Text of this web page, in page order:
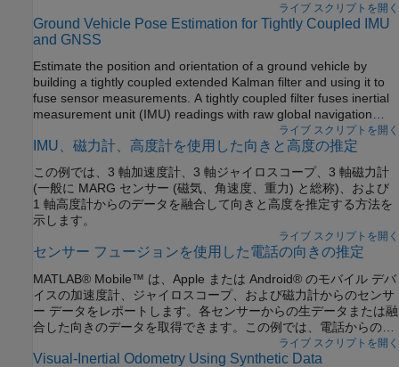
ライブ スクリプトを開く
Ground Vehicle Pose Estimation for Tightly Coupled IMU
and GNSS
Estimate the position and orientation of a ground vehicle by
building a tightly coupled extended Kalman filter and using it to
fuse sensor measurements. A tightly coupled filter fuses inertial
measurement unit (IMU) readings with raw global navigation
satellite system (GNSS) readings. In contrast, a loosely coupled
filter fuses IMU readings with filtered GNSS receiver readings.
ライブ スクリプトを開く
IMU、磁力計、高度計を使用した向きと高度の推定
この例では、3 軸加速度計、3 軸ジャイロスコープ、3 軸磁力計
(一般に MARG センサー (磁気、角速度、重力) と総称)、および
1 軸高度計からのデータを融合して向きと高度を推定する方法を
示します。
ライブ スクリプトを開く
センサー フュージョンを使用した電話の向きの推定
MATLAB® Mobile™ は、Apple または Android® のモバイル デバ
イスの加速度計、ジャイロスコープ、および磁力計からのセンサ
ー データをレポートします。各センサーからの生データまたは融
合した向きのデータを取得できます。この例では、電話からの融
オブジェクトからの向きの推定
と比較する方法を示します。
ライブ スクリプトを開く
Visual-Inertial Odometry Using Synthetic Data